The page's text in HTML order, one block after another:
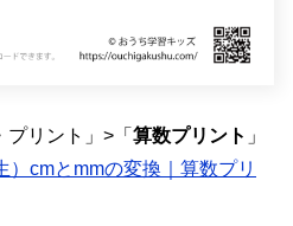
リント」>「 算数プリント 」
）cmとmmの変換｜算数プリ